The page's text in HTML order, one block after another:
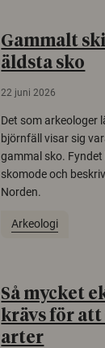
Gammalt
äldsta sko
22 juni 2026
Det som arkeologer
björnfäll visar sig
gammal sko.
skomode och
Norden.
Arkeologi
Så mycket
krävs för
arter